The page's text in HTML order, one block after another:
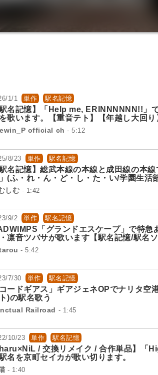
1/1 単作 駅名記憶
駅名記憶】「Help me, ERINNNNNN!!」
歌います。【重音テト】【年越し大回り
official ch - 5:12
8/23 単作 駅名記憶
駅名記憶】総武本線の本線と成田線の本
(ふ・れ・ん・ど・し・た・い/学園生活
しむ - 1:42
9/2 単作 駅名記憶
「グランドエスケープ」で特急
凛音ツバサが歌います【駅名記憶/駅名ソ
- 5:42
7/30 単作 駅名記憶
コードギアス」ギアジェネOPでナリタ空
)の駅名歌う
Railroad - 1:45
10/23 単作 駅名記憶
haru×NiL / 交換リメイク / 合作単品】「
名を京町セイカが歌い切ります。
- 1:40